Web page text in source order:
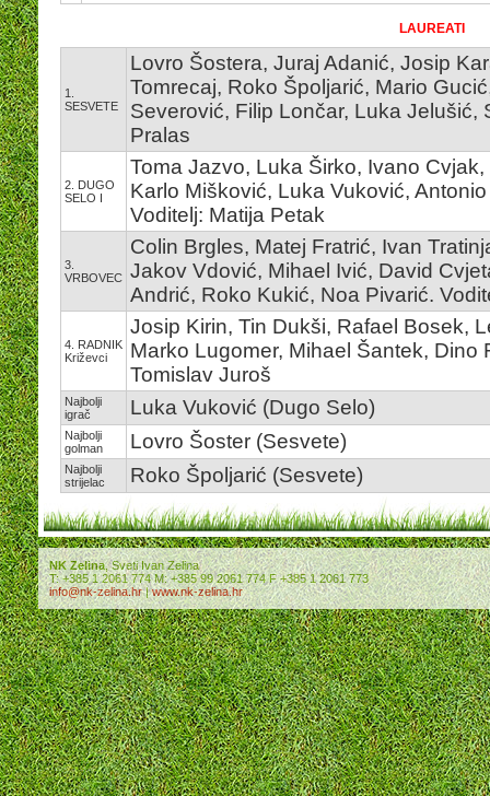
LAUREATI
1.
SESVETE
Lovro Šostera, Juraj Adanić, Josip
Tomrecaj, Roko Špoljarić, Mario
Severović, Filip Lončar, Luka Jelušić,
Pralas
2. DUGO
SELO I
Toma Jazvo, Luka Širko, Ivano
Karlo Mišković, Luka Vuković,
Voditelj: Matija Petak
3.
VRBOVEC
Colin Brgles, Matej Fratrić, Ivan
Jakov Vdović, Mihael Ivić, David
Andrić, Roko Kukić, Noa Pivarić.
4. RADNIK
Križevci
Josip Kirin, Tin Dukši, Rafael Bosek,
Marko Lugomer, Mihael Šantek, Dino
Tomislav Juroš
Najbolji
igrač
Luka Vuković (Dugo Selo)
Najbolji
golman
Lovro Šoster (Sesvete)
Najbolji
strijelac
Roko Špoljarić (Sesvete)
NK Zelina, Sveti Ivan Zelina
T: +385 1 2061 774 M: +385 99 2061 774 F +385 1 2061 773
info@nk-zelina.hr|www.nk-zelina.hr